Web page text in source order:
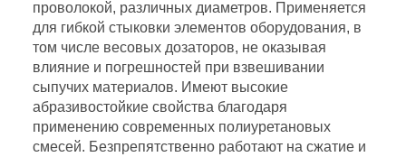
проволокой, различных диаметров. Применяется
для гибкой стыковки элементов оборудования, в
том числе весовых дозаторов, не оказывая
влияние и погрешностей при взвешивании
сыпучих материалов. Имеют высокие
абразивостойкие свойства благодаря
применению современных полиуретановых
смесей. Безпрепятственно работают на сжатие и